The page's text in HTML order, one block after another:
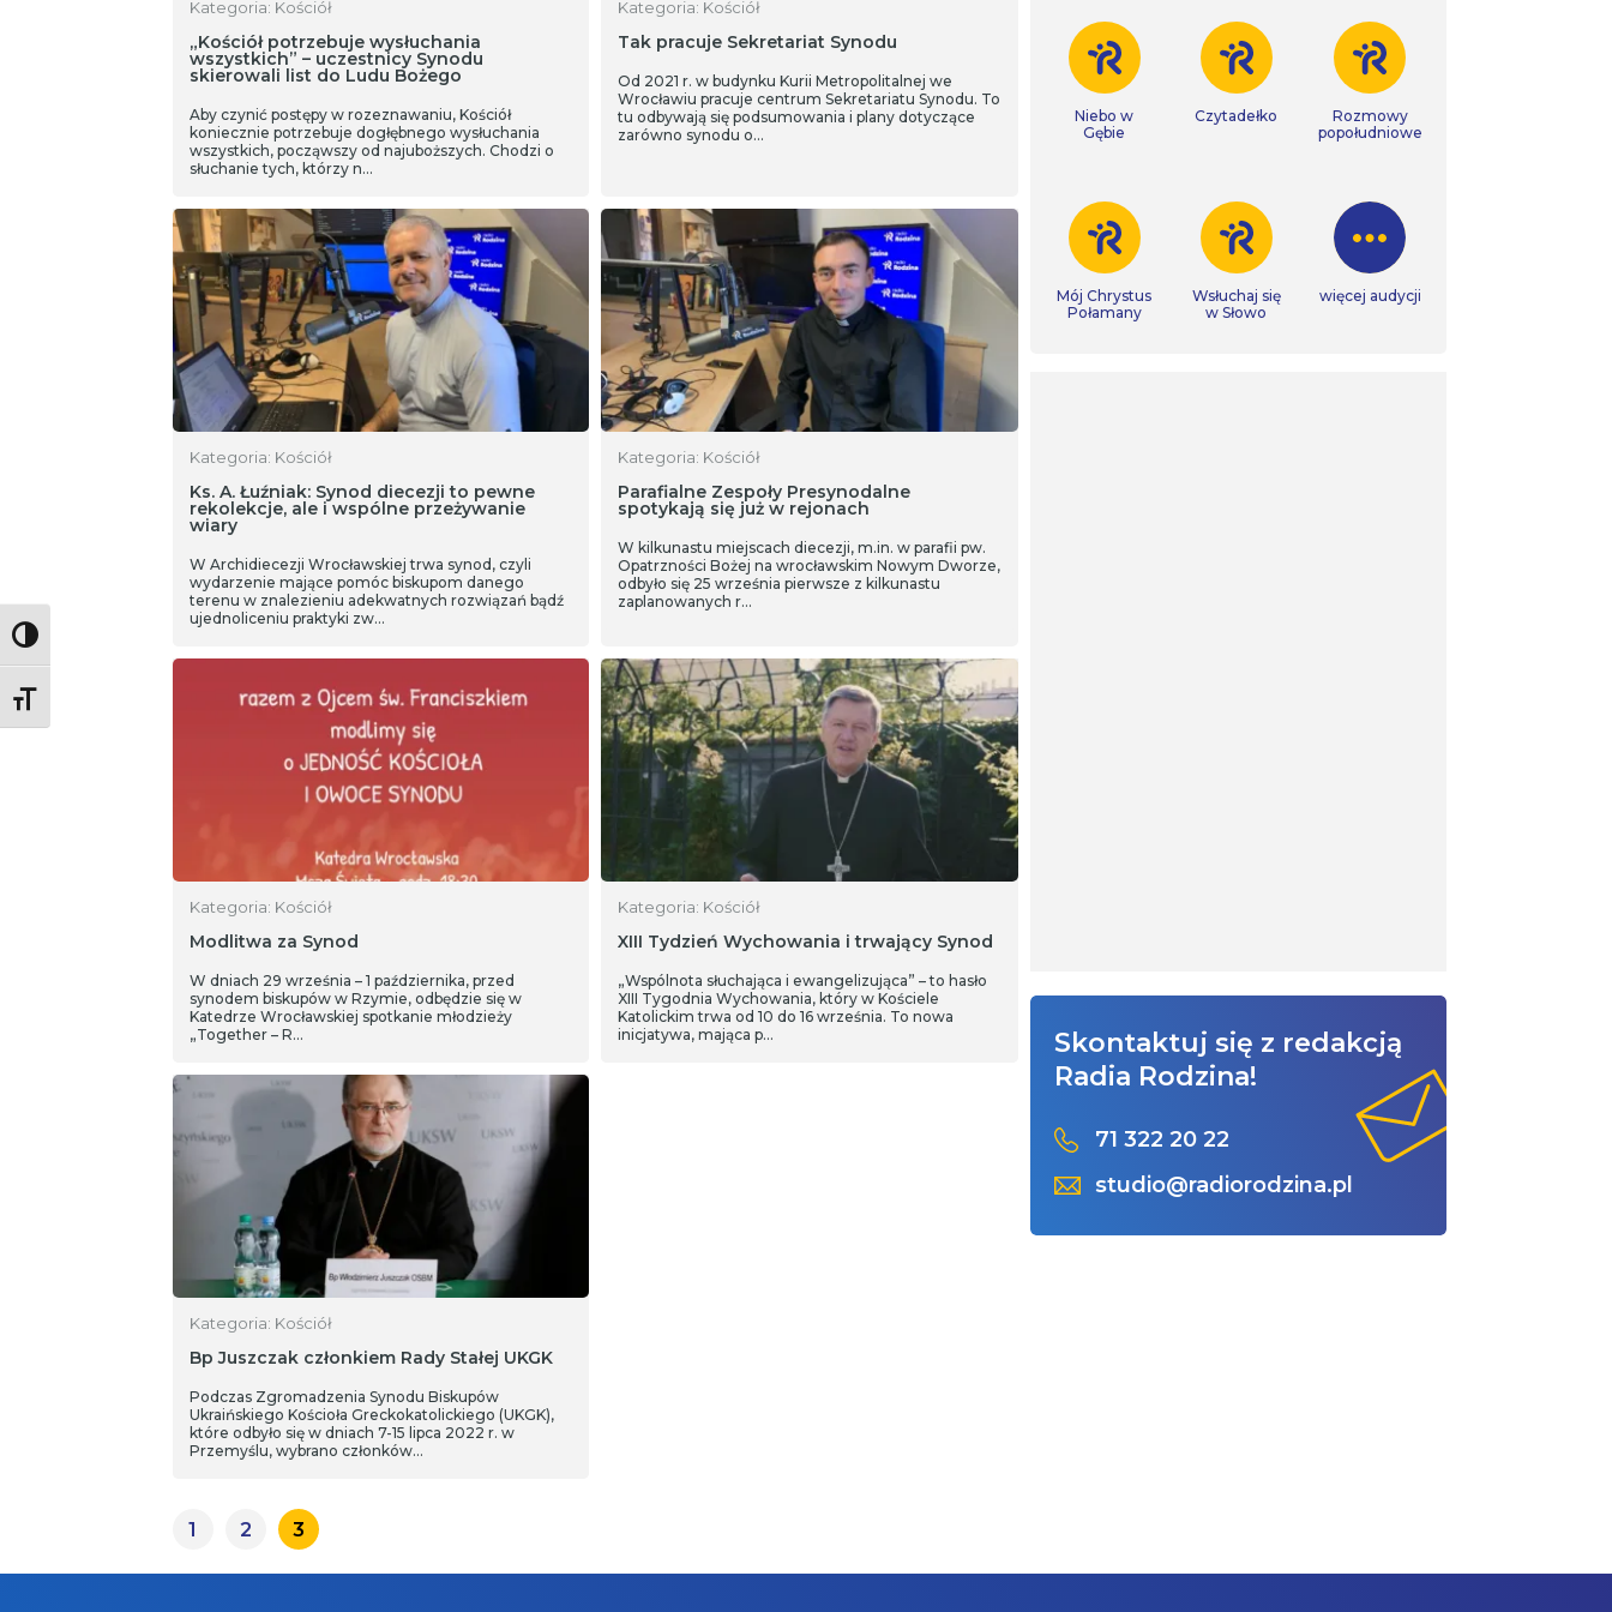
Toggle High Contrast
Toggle Font size
Kategoria: Kościół
„Kościół potrzebuje wysłuchania
wszystkich” – uczestnicy Synodu
skierowali list do Ludu Bożego
Aby czynić postępy w rozeznawaniu, Kościół
koniecznie potrzebuje dogłębnego wysłuchania
wszystkich, począwszy od najuboższych. Chodzi o
słuchanie tych, którzy n…
Kategoria: Kościół
Tak pracuje Sekretariat Synodu
Od 2021 r. w budynku Kurii Metropolitalnej we
Wrocławiu pracuje centrum Sekretariatu Synodu. To
tu odbywają się podsumowania i plany dotyczące
zarówno synodu o…
Kategoria: Kościół
Ks. A. Łuźniak: Synod diecezji to pewne
rekolekcje, ale i wspólne przeżywanie
wiary
W Archidiecezji Wrocławskiej trwa synod, czyli
wydarzenie mające pomóc biskupom danego
terenu w znalezieniu adekwatnych rozwiązań bądź
ujednoliceniu praktyki zw…
Kategoria: Kościół
Parafialne Zespoły Presynodalne
spotykają się już w rejonach
W kilkunastu miejscach diecezji, m.in. w parafii pw.
Opatrzności Bożej na wrocławskim Nowym Dworze,
odbyło się 25 września pierwsze z kilkunastu
zaplanowanych r…
Kategoria: Kościół
Modlitwa za Synod
W dniach 29 września – 1 października, przed
synodem biskupów w Rzymie, odbędzie się w
Katedrze Wrocławskiej spotkanie młodzieży
„Together – R…
Kategoria: Kościół
XIII Tydzień Wychowania i trwający Synod
„Wspólnota słuchająca i ewangelizująca” – to hasło
XIII Tygodnia Wychowania, który w Kościele
Katolickim trwa od 10 do 16 września. To nowa
inicjatywa, mająca p…
Kategoria: Kościół
Bp Juszczak członkiem Rady Stałej UKGK
Podczas Zgromadzenia Synodu Biskupów
Ukraińskiego Kościoła Greckokatolickiego (UKGK),
które odbyło się w dniach 7-15 lipca 2022 r. w
Przemyślu, wybrano członków…
1 2 3
Niebo w
Gębie
Czytadełko
Rozmowy
popołudniowe
Mój Chrystus
Połamany
Wsłuchaj się
w Słowo
więcej audycji
Skontaktuj się z redakcją
Radia Rodzina!
71 322 20 22
studio@radiorodzina.pl